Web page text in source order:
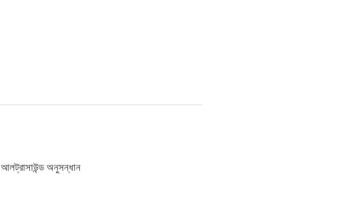
অনুসন্ধান